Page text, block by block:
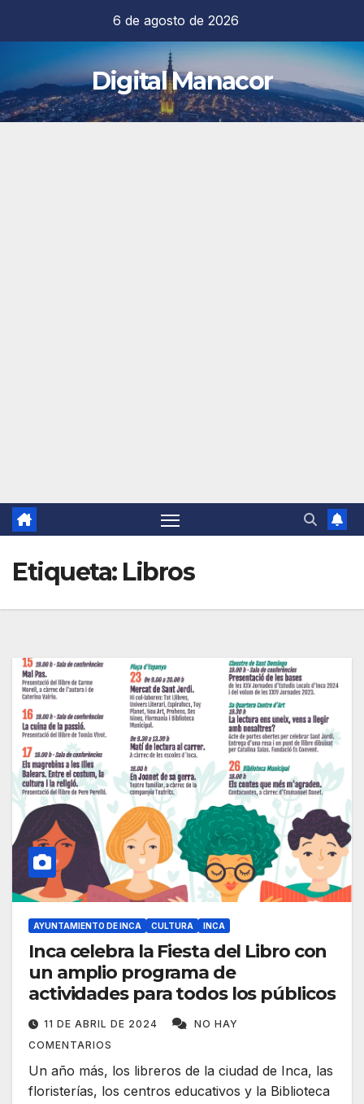
contenido
6 de agosto de 2026
Digital Manacor
Etiqueta: Libros
AYUNTAMIENTO DE INCA CULTURA INCA
Inca celebra la Fiesta del Libro con
un amplio programa de
actividades para todos los públicos
11 DE ABRIL DE 2024
NO HAY
COMENTARIOS
Un año más, los libreros de la ciudad de Inca, las
floristerías, los centros educativos y la Biblioteca